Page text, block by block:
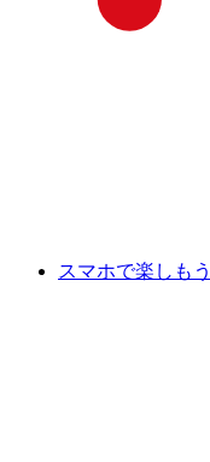
スマホで楽しもう